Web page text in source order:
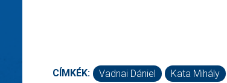
CÍMKÉK: Vadnai Dániel Kata Mihály